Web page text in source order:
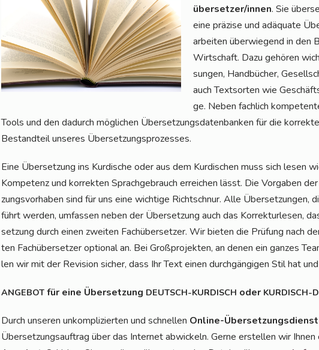
über­set­zer/in­nen. Sie
eine prä­zi­se und adäqua­te
arbei­ten über­wie­gend in den
Wirt­schaft. Dazu gehö­ren
sun­gen, Hand­bü­cher,
auch Text­sor­ten wie
ge. Neben fach­lich
Tools und den dadurch mög­li­chen Über­set­zungs­da­ten­ban­ken für die
Bestand­teil unse­res Übersetzungsprozesses.
Eine Über­set­zung ins Kur­di­sche oder aus dem Kur­di­schen muss sich lesen
Kom­pe­tenz und kor­rek­ten Sprach­ge­brauch errei­chen lässt. Die Vor­ga­ben der
zungs­vor­ha­ben sind für uns eine wich­ti­ge Richt­schnur. Alle
führt wer­den, umfas­sen neben der Über­set­zung auch das Kor­rek­tur­le­sen,
set­zung durch einen zwei­ten Fach­über­set­zer. Wir bie­ten die Prü­fung nach
ten Fach­über­set­zer optio­nal an. Bei Groß­pro­jek­ten, an denen ein gan­zes
len wir mit der Revi­si­on sicher, dass Ihr Text einen durch­gän­gi­gen Stil hat
ANGEBOTfür eine Über­set­zung DEUTSCH-KURDISCH oder KURDISCH-
Durch unse­ren unkom­pli­zier­ten und schnel­len Online-Über­set­zungs­dienst
Über­set­zungs­auf­trag über das Inter­net abwi­ckeln. Ger­ne erstel­len wir Ihnen